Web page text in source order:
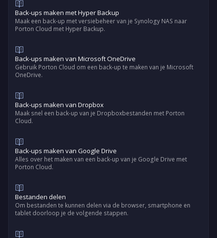
Back-ups maken met Hyper Backup
Maak een back-up met versiebeheer van je Synology NAS naar
Porton Cloud met Hyper Backup.
Back-ups maken van Microsoft OneDrive
Gebruik Porton Cloud om een back-up te maken van je Microsoft
OneDrive.
Back-ups maken van Dropbox
Maak snel een back-up van je Dropboxbestanden met Porton
Cloud.
Back-ups maken van Google Drive
Alles over het maken van een back-up van je Google Drive met
Porton Cloud.
Bestanden delen
Om bestanden te kunnen delen via de browser, smartphone en
tablet doorloop je de volgende stappen.